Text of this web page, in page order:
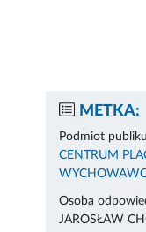
METKA:
Podmiot
CENTRUM
Osoba
JAROSŁAW